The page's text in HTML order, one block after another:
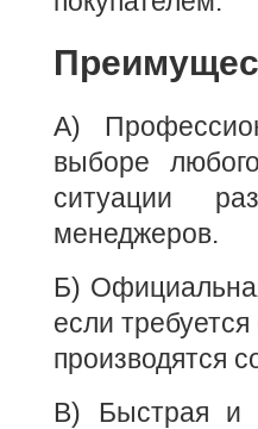
А)
выборе
ситуации
менеджеров.
Б)
если
производятся
В) Быстрая и